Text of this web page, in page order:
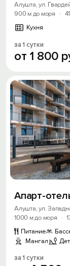
Алушта, ул.
900 м до моря
·
Кухня
за 1 сутки
от 1 800
Апарт-
Алушта, ул.
1000 м до моря
·
Питание
Мангал
за 1 сутки